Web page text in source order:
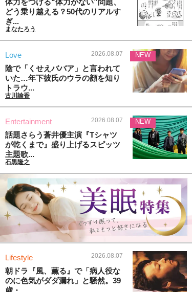
体力をつける“体力がない”問題、
どう乗り越える？50代のリアルす
ぎ...
まなたろう
Love 2026.08.07
陰で「くせえババア」と言われて
いた…年下彼氏のウラの顔を知り
トラウ...
古川諭香
NEW
Entertainment 2026.08.07
話題さらう蒼井優主演『Tシャツ
が乾くまで』盛り上げるスピッツ
主題歌...
石黒隆之
NEW
Lifestyle 2026.08.07
朝ドラ『風、薫る』で「病人役な
のに色気がダダ漏れ」と騒然。39
歳・...